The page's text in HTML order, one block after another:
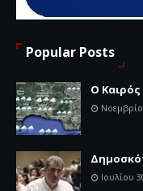
Popular Posts
Ο
Ιουλίου